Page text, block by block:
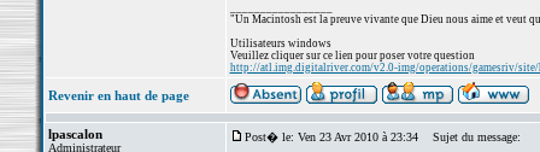
"Un Macintosh est la preuve vivante que Dieu nous aime et veut
Utilisateurs windows
Veuillez cliquer sur ce lien pour poser votre question
http://atl.img.digitalriver.com/v2.0-img/operations/gamesriv/
Revenir en haut de page
lpascalon
Administrateur
Post� le: Ven 23 Avr 2010 à 23:34 Sujet du message: